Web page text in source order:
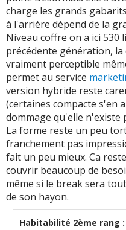
charge les grands
à l'arrière dépend de la
Niveau coffre on a ici 530
précédente génération,
vraiment perceptible
permet au service
version hybride reste
(certaines compacte s'en
dommage qu'elle n'existe
La forme reste un peu
franchement pas
fait un peu mieux. Ca
couvrir beaucoup de
même si le break sera
de son hayon.
Habitabilité 2ème rang :